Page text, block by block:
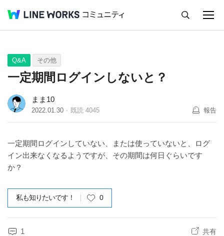
Q&A Tips Ideas
Q&A その他
一定期間ログインしないと？
まま10
2022.01.30 既読 4045 報告
一定期間ログインしていない、または使っていないと、ログ
イン出来なくなるようですが、その期間は何日ぐらいです
か？
私も知りたいです！ 0
1 共有